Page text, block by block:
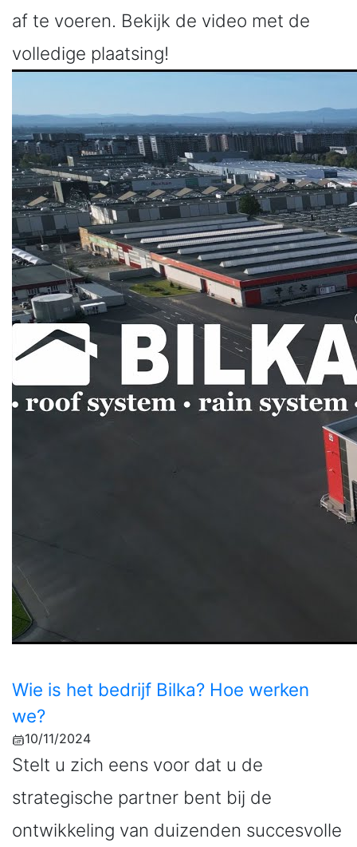
af te voeren. Bekijk de video met de
volledige plaatsing!
Wie is het bedrijf Bilka? Hoe werken
we?
10/11/2024
Stelt u zich eens voor dat u de
strategische partner bent bij de
ontwikkeling van duizenden succesvolle